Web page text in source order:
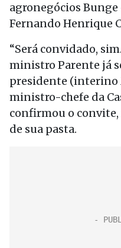
agronegócios
Fernando Henrique
“Será convidado,
ministro Parente já
presidente (interino
ministro-chefe da
confirmou o convite,
de sua pasta.